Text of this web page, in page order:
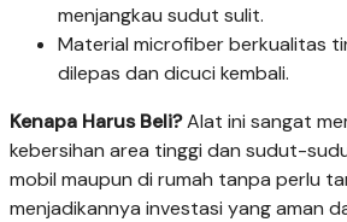
menjangkau sudut sulit.
Material microfiber berkualitas
dilepas dan dicuci kembali.
Kenapa Harus Beli?Alat ini sangat
kebersihan area tinggi dan sudut-
mobil maupun di rumah tanpa perlu
menjadikannya investasi yang aman